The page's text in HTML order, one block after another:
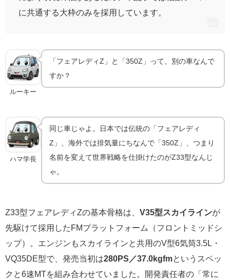
に共通する大枠のみを採用しています。
ルーキー
「フェアレディZ」と「350Z」って、別の車なんで
すか？
ハマ学長
同じ車じゃよ。日本では伝統の「フェアレディ
Z」、海外では排気量にちなんで「350Z」、つまり
名前を変えて世界戦略を仕掛けたのがZ33型なんじ
ゃ。
Z33型フェアレディZの基本骨格は、 V35型スカイラインが
先駆けて採用したFMプラットフォーム（フロントミッドシ
ップ）。エンジンもスカイラインと共用のV型6気筒3.5L・
VQ35DE型で、発売当初は280PS／37.0kgfmというスペッ
クと6速MTを組み合わせていました。開発責任者の「常に